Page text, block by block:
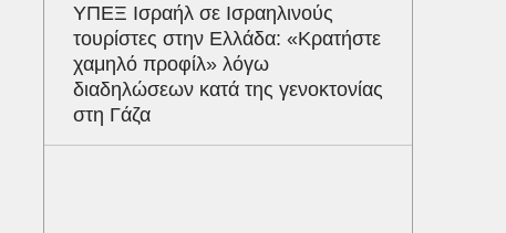
ΥΠΕΞ Ισραήλ σε Ισραηλινούς
τουρίστες στην Ελλάδα: «Κρατήστε
χαμηλό προφίλ» λόγω
διαδηλώσεων κατά της γενοκτονίας
στη Γάζα